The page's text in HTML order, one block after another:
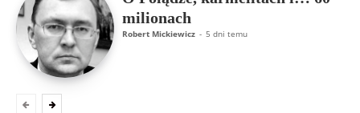
milionach
Robert Mickiewicz - 5 dni temu